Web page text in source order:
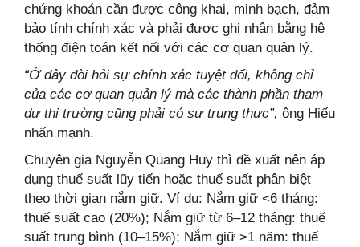
chứng khoán cần được công khai, minh bạch, đảm
bảo tính chính xác và phải được ghi nhận bằng hệ
thống điện toán kết nối với các cơ quan quản lý.
“Ở đây đòi hỏi sự chính xác tuyệt đối, không chỉ
của các cơ quan quản lý mà các thành phần tham
dự thị trường cũng phải có sự trung thực”, ông Hiếu
nhấn mạnh.
Chuyên gia Nguyễn Quang Huy thì đề xuất nên áp
dụng thuế suất lũy tiến hoặc thuế suất phân biệt
theo thời gian nắm giữ. Ví dụ: Nắm giữ <6 tháng:
thuế suất cao (20%); Nắm giữ từ 6–12 tháng: thuế
suất trung bình (10–15%); Nắm giữ >1 năm: thuế